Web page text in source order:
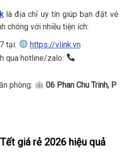
là địa chỉ uy tín giúp bạn đặt vé
chóng với nhiều tiện ích:
tại:
https://vlink.vn
qua hotline/zalo:
phòng:
06 Phan Chu Trinh, P
giá rẻ 2026 hiệu quả